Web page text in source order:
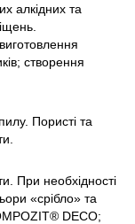
алкідних та
створення
Пористі та
При необхідності
«срібло» та
DECO;